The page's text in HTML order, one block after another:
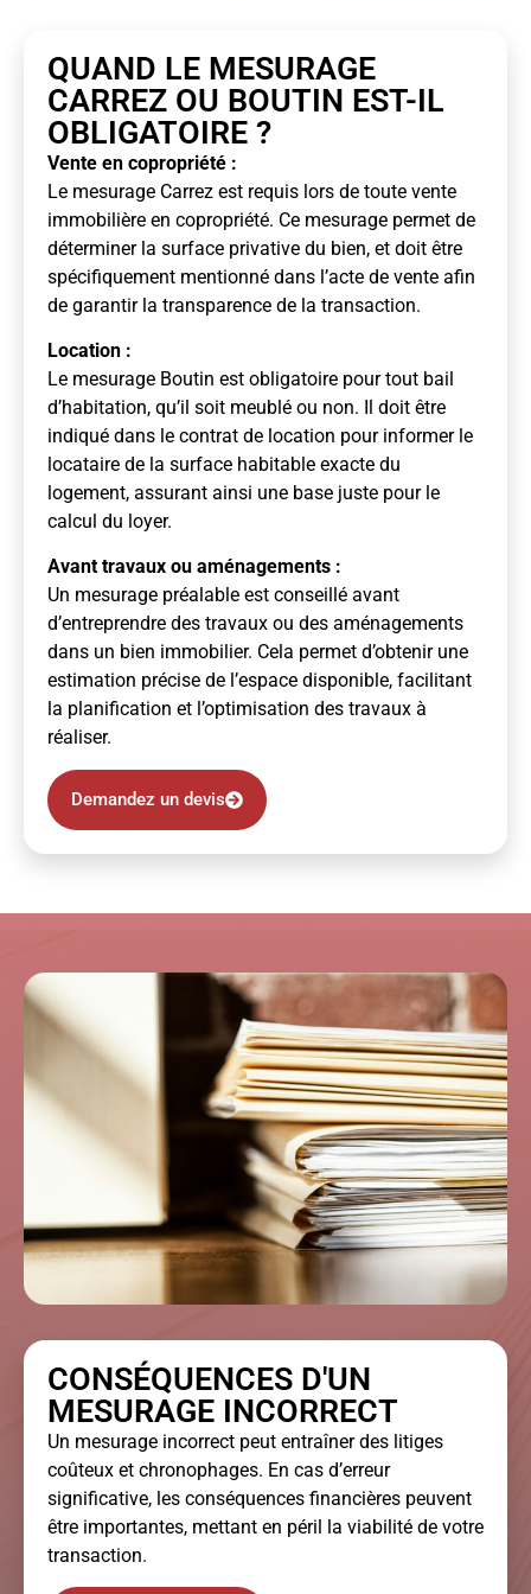
QUAND LE MESURAGE
CARREZ OU BOUTIN EST-IL
OBLIGATOIRE ?
Vente en copropriété :
Le mesurage Carrez est requis lors de toute vente
immobilière en copropriété. Ce mesurage permet de
déterminer la surface privative du bien, et doit être
spécifiquement mentionné dans l’acte de vente afin
de garantir la transparence de la transaction.
Location :
Le mesurage Boutin est obligatoire pour tout bail
d’habitation, qu’il soit meublé ou non. Il doit être
indiqué dans le contrat de location pour informer le
locataire de la surface habitable exacte du
logement, assurant ainsi une base juste pour le
calcul du loyer.
Avant travaux ou aménagements :
Un mesurage préalable est conseillé avant
d’entreprendre des travaux ou des aménagements
dans un bien immobilier. Cela permet d’obtenir une
estimation précise de l’espace disponible, facilitant
la planification et l’optimisation des travaux à
réaliser.
Demandez un devis
CONSÉQUENCES D'UN
MESURAGE INCORRECT
Un mesurage incorrect peut entraîner des litiges
coûteux et chronophages. En cas d’erreur
significative, les conséquences financières peuvent
être importantes, mettant en péril la viabilité de votre
transaction.